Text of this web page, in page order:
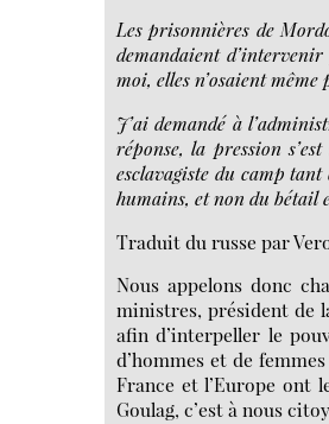
Les prisonnières de
demandaient
moi, elles n’osaient même
J’ai demandé à
réponse, la pression
esclavagiste du camp
humains, et non du bétail
Traduit du russe par
Nous appelons donc
ministres, président de
afin d’interpeller le
d’hommes et de
France et l’Europe ont
Goulag, c’est à nous